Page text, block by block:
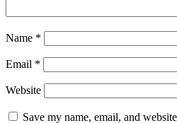
Name *
Email *
Website
Save my name, email, and